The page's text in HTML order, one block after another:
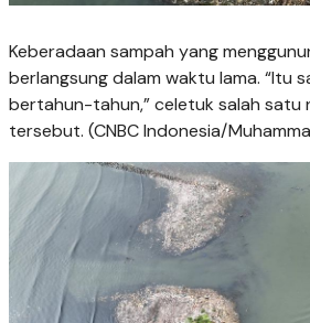
Keberadaan sampah yang
berlangsung dalam waktu lama. “Itu
bertahun-tahun,” celetuk salah satu
tersebut. (CNBC Indonesia/